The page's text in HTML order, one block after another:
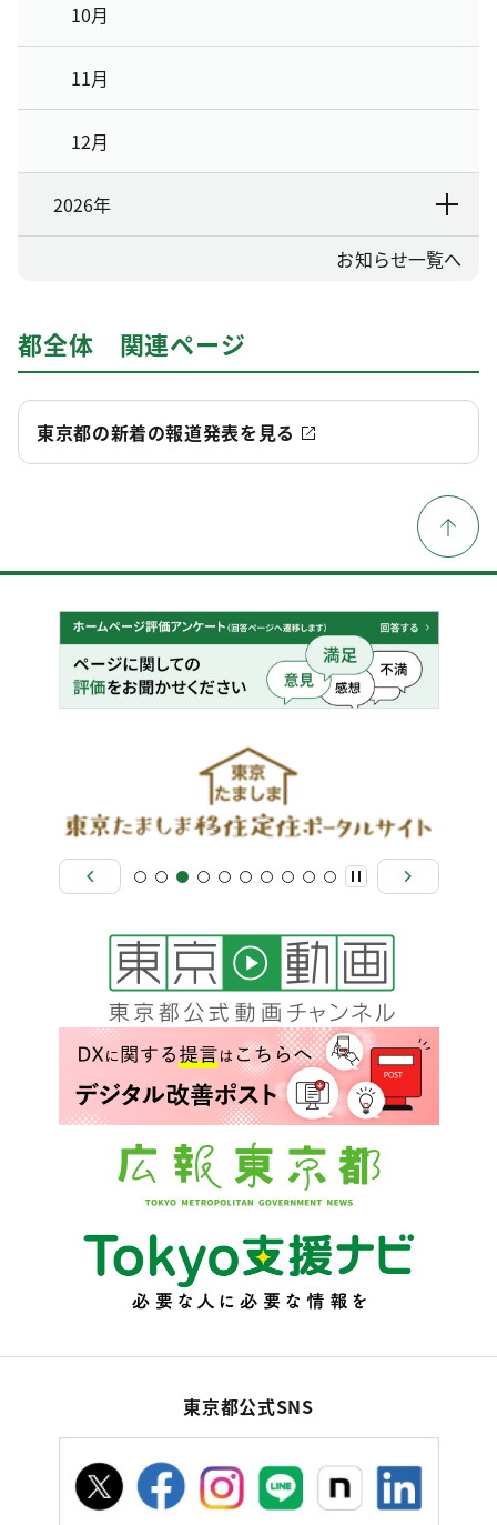
10月
11月
12月
2026年
お知らせ一覧へ
都全体 関連ページ
東京都の新着の報道発表を見る
東京都公式SNS